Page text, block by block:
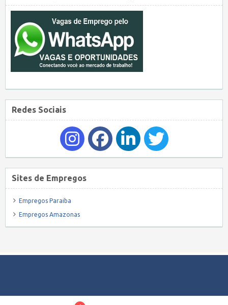
Redes Sociais
Sites de Empregos
Empregos Paraiba
Empregos Amazonas